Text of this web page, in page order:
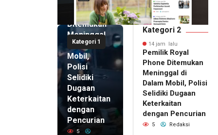
Kategori 1
Royal
Phone
Ditemukan
Meninggal
di Dalam
Mobil,
Polisi
Selidiki
Dugaan
Keterkaitan
dengan
Pencurian
5
Kategori 2
14 jam lalu
Pemilik Royal
Phone Ditemukan
Meninggal di
Dalam Mobil, Polisi
Selidiki Dugaan
Keterkaitan
dengan Pencurian
5 Redaksi